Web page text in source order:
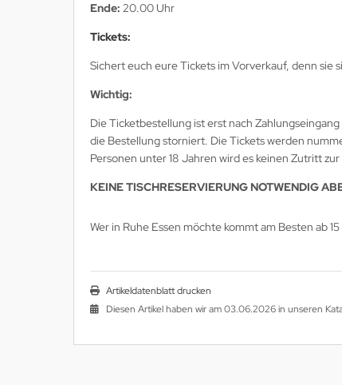
Ende: 20.00 Uhr
Tickets:
Sichert euch eure Tickets im Vorverkauf, denn sie
Wichtig:
Die Ticketbestellung ist erst nach
die Bestellung storniert. Die Tickets werden
Personen unter 18 Jahren wird es keinen Zutritt
KEINE TISCHRESERVIERUNG NOTWENDIG
Wer in Ruhe Essen möchte kommt am Besten ab
Artikeldatenblatt drucken
Diesen Artikel haben wir am 03.06.2026 in unseren